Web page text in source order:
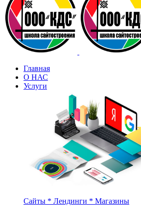
Главная
О НАС
Услуги
Сайты * Лендинги * Магазины